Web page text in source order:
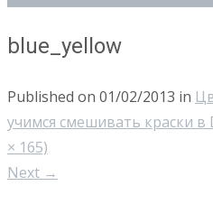
blue_yellow
Published on 01/02/2013 in
учимся смешивать краски в
× 165)
Next →